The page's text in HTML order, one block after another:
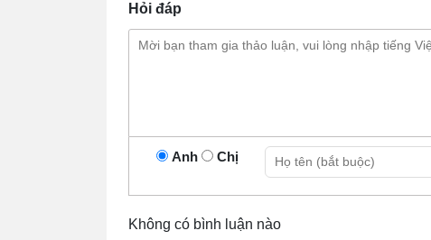
Thiết kế sang trọng, cuốn hút
Tủ đông Deli 3 cánh 2 chế độ cửa lùa sau
được làm từ hợp kim cao cấp, có tuổi thọ
trong không gian trưng bày thực phẩm.
Hỏi đáp
Anh Chị
Không có bình luận nào